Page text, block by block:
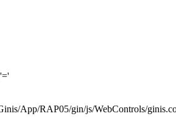
App/RAP05/gin/js/WebControls/